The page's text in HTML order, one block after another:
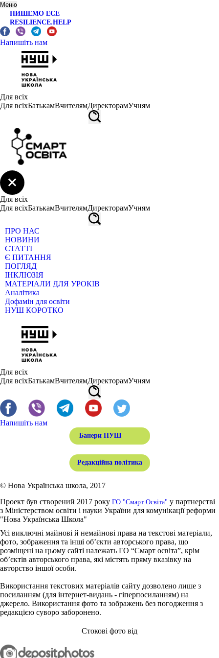
Меню
ПИШЕМО ЕСЕ
RESILIENCE.HELP
Напишіть нам
Для всіх
Для всіхБатькамВчителямДиректорамУчням
Для всіх
Для всіхБатькамВчителямДиректорамУчням
ПРО НАС
НОВИНИ
СТАТТІ
Є ПИТАННЯ
ПОГЛЯД
ІНКЛЮЗІЯ
МАТЕРІАЛИ ДЛЯ УРОКІВ
Аналітика
Дофамін для освіти
НУШ КОРОТКО
Для всіх
Для всіхБатькамВчителямДиректорамУчням
Напишіть нам
Банери НУШ
Редакційна політика
© Нова Українська школа, 2017
Проект був створений 2017 року ГО "Смарт Освіта" у партнерстві
з Міністерством освіти і науки України для комунікації реформи
"Нова Українська Школа"
Усі виключні майнові й немайнові права на текстові матеріали,
фото, зображення та інші об’єкти авторського права, що
розміщені на цьому сайті належать ГО “Смарт освіта”, крім
об’єктів авторського права, які містять пряму вказівку на
авторство іншої особи.
Використання текстових матеріалів сайту дозволено лише з
посиланням (для інтернет-видань - гіперпосиланням) на
джерело. Використання фото та зображень без погодження з
редакцією суворо заборонено.
Стокові фото від